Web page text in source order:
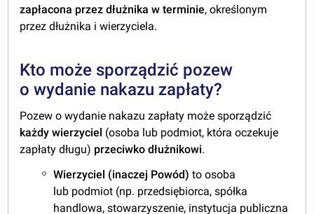
zapłacona przez dłużnika w terminie, określonym
przez dłużnika i wierzyciela.
Kto może sporządzić pozew
o wydanie nakazu zapłaty?
Pozew o wydanie nakazu zapłaty może sporządzić
każdy wierzyciel (osoba lub podmiot, która oczekuje
zapłaty długu) przeciwko dłużnikowi.
Wierzyciel (inaczej Powód) to osoba
lub podmiot (np. przedsiębiorca, spółka
handlowa, stowarzyszenie, instytucja publiczna